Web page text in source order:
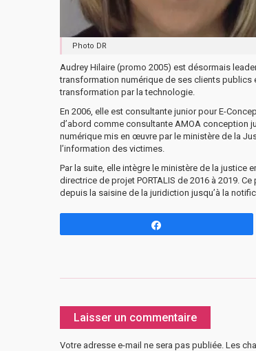
Photo DR
Audrey Hilaire (promo 2005) est désormais
transformation numérique de ses clients publics
transformation par la technologie.
En 2006, elle est consultante junior pour E-
d’abord comme consultante AMOA conception
numérique mis en œuvre par le ministère de la
l’information des victimes.
Par la suite, elle intègre le ministère de la justice
directrice de projet PORTALIS de 2016 à 2019.
depuis la saisine de la juridiction jusqu’à la
Laisser un commentaire
Votre adresse e-mail ne sera pas publiée. Les